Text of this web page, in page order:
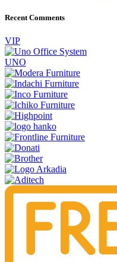
Recent Comments
VIP
UNO